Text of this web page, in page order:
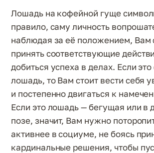
Лошадь на кофейной гуще
правило, саму личность
наблюдая за её положением, Вам
принять соответствующие
добиться успеха в делах. Если
лошадь, то Вам стоит вести себя
и постепенно двигаться к
Если это лошадь — бегущая или в
позе, значит, Вам нужно
активнее в социуме, не боясь
кардинальные решения, чтобы